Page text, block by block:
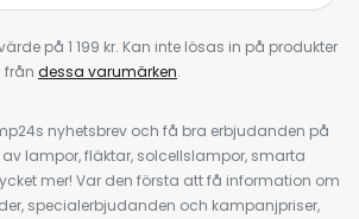
på 1 199 kr. Kan inte lösas in på produkter
från dessa varumärken.
nyhetsbrev och få bra erbjudanden på
lampor, fläktar, solcellslampor, smarta
mer! Var den första att få information om
specialerbjudanden och kampanjpriser,